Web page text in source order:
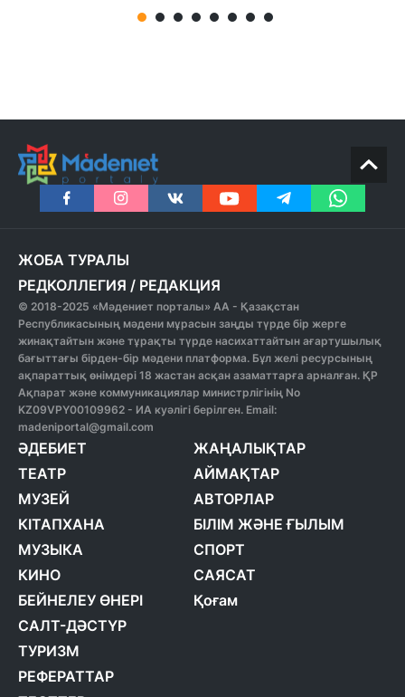
ЖОБА ТУРАЛЫ
РЕДКОЛЛЕГИЯ / РЕДАКЦИЯ
© 2018-2025 «Мәдениет порталы» АА - Қазақстан
Республикасының мәдени мұрасын заңды түрде бір жерге
жинақтайтын және тұрақты түрде насихаттайтын ағартушылық
бағыттағы бірден-бір мәдени платформа. Бұл желі ресурсының
ақпараттық өнімдері 18 жастан асқан азаматтарға арналған. ҚР
Ақпарат және коммуникациялар министрлігінің No
KZ09VPY00109962 - ИА куәлігі берілген. Email:
madeniportal@gmail.com
ӘДЕБИЕТ
ТЕАТР
МУЗЕЙ
КІТАПХАНА
МУЗЫКА
КИНО
БЕЙНЕЛЕУ ӨНЕРІ
САЛТ-ДӘСТҮР
ТУРИЗМ
РЕФЕРАТТАР
ЖАҢАЛЫҚТАР
АЙМАҚТАР
АВТОРЛАР
БІЛІМ ЖӘНЕ ҒЫЛЫМ
СПОРТ
САЯСАТ
Қоғам